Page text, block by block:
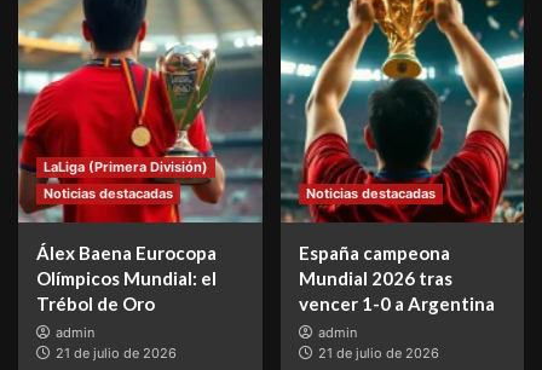
LaLiga (Primera División)
Noticias destacadas
Álex Baena Eurocopa
Olímpicos Mundial: el
Trébol de Oro
admin
21 de julio de 2026
Noticias destacadas
España campeona
Mundial 2026 tras
vencer 1-0 a Argentina
admin
21 de julio de 2026